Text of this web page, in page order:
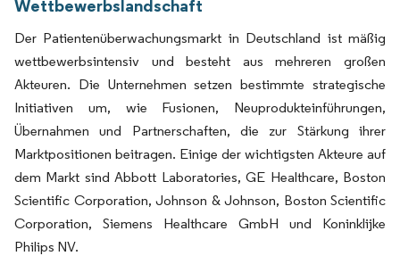
Wettbewerbslandschaft
Der Patientenüberwachungsmarkt in Deutschland ist mäßig
wettbewerbsintensiv und besteht aus mehreren großen
Akteuren. Die Unternehmen setzen bestimmte strategische
Initiativen um, wie Fusionen, Neuprodukteinführungen,
Übernahmen und Partnerschaften, die zur Stärkung ihrer
Marktpositionen beitragen. Einige der wichtigsten Akteure auf
dem Markt sind Abbott Laboratories, GE Healthcare, Boston
Scientific Corporation, Johnson & Johnson, Boston Scientific
Corporation, Siemens Healthcare GmbH und Koninklijke
Philips NV.